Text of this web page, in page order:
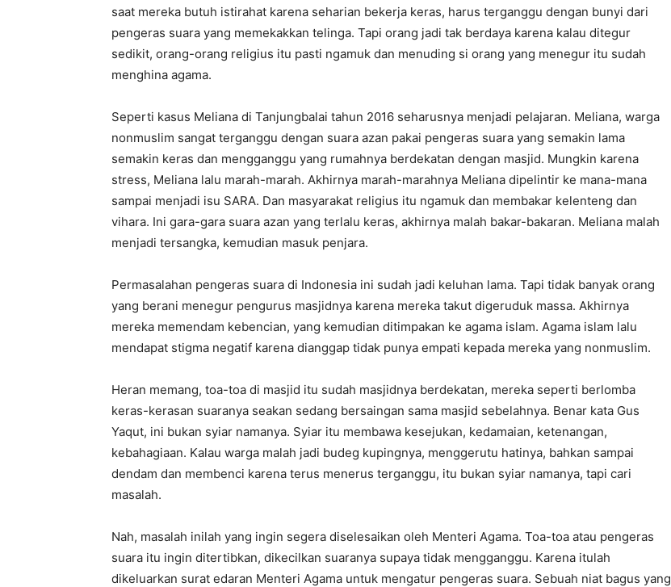
saat mereka butuh istirahat karena seharian bekerja keras, harus terganggu dengan bunyi dari
pengeras suara yang memekakkan telinga. Tapi orang jadi tak berdaya karena kalau ditegur
sedikit, orang-orang religius itu pasti ngamuk dan menuding si orang yang menegur itu sudah
menghina agama.
Seperti kasus Meliana di Tanjungbalai tahun 2016 seharusnya menjadi pelajaran. Meliana, warga
nonmuslim sangat terganggu dengan suara azan pakai pengeras suara yang semakin lama
semakin keras dan mengganggu yang rumahnya berdekatan dengan masjid. Mungkin karena
stress, Meliana lalu marah-marah. Akhirnya marah-marahnya Meliana dipelintir ke mana-mana
sampai menjadi isu SARA. Dan masyarakat religius itu ngamuk dan membakar kelenteng dan
vihara. Ini gara-gara suara azan yang terlalu keras, akhirnya malah bakar-bakaran. Meliana malah
menjadi tersangka, kemudian masuk penjara.
Permasalahan pengeras suara di Indonesia ini sudah jadi keluhan lama. Tapi tidak banyak orang
yang berani menegur pengurus masjidnya karena mereka takut digeruduk massa. Akhirnya
mereka memendam kebencian, yang kemudian ditimpakan ke agama islam. Agama islam lalu
mendapat stigma negatif karena dianggap tidak punya empati kepada mereka yang nonmuslim.
Heran memang, toa-toa di masjid itu sudah masjidnya berdekatan, mereka seperti berlomba
keras-kerasan suaranya seakan sedang bersaingan sama masjid sebelahnya. Benar kata Gus
Yaqut, ini bukan syiar namanya. Syiar itu membawa kesejukan, kedamaian, ketenangan,
kebahagiaan. Kalau warga malah jadi budeg kupingnya, menggerutu hatinya, bahkan sampai
dendam dan membenci karena terus menerus terganggu, itu bukan syiar namanya, tapi cari
masalah.
Nah, masalah inilah yang ingin segera diselesaikan oleh Menteri Agama. Toa-toa atau pengeras
suara itu ingin ditertibkan, dikecilkan suaranya supaya tidak mengganggu. Karena itulah
dikeluarkan surat edaran Menteri Agama untuk mengatur pengeras suara. Sebuah niat bagus yang